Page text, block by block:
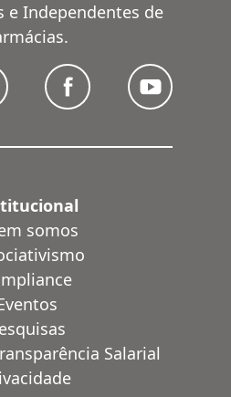
e Independentes de
somos
Salarial